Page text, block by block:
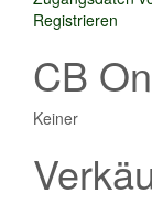
Registrieren
CB
Keiner